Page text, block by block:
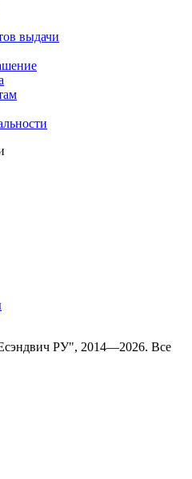
выдачи
РУ", 2014—2026. Все